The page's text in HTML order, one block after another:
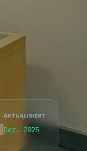
AKTUALISIERT
Dez. 2025